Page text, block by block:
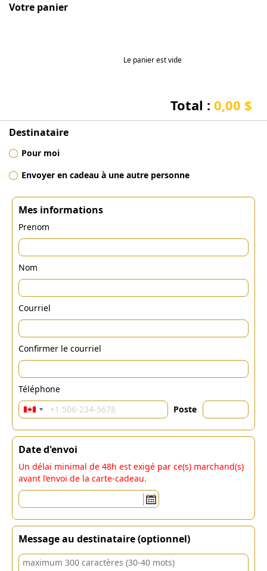
Votre panier
Le panier est vide
Total : 0,00 $
Destinataire
Pour moi
Envoyer en cadeau à une autre personne
Mes informations
Prenom
Nom
Courriel
Confirmer le courriel
Téléphone
Poste
Date d'envoi
Un délai minimal de 48h est exigé par ce(s) marchand(s)
avant l’envoi de la carte-cadeau.
Message au destinataire (optionnel)